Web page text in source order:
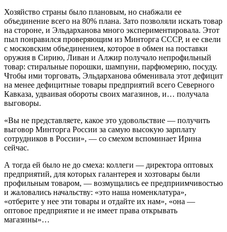
Хозяйство страны было плановым, но снабжали ее
объединение всего на 80% плана. Зато позволяли искать товар
на стороне, и Эльдарханова много экспериментировала. Этот
пыл понравился проверяющим из Минторга СССР, и ее свели
с московским объединением, которое в обмен на поставки
оружия в Сирию, Ливан и Алжир получало непрофильный
товар: стиральные порошки, шампуни, парфюмерию, посуду.
Чтобы ими торговать, Эльдарханова обменивала этот дефицит
на менее дефицитные товары предприятий всего Северного
Кавказа, удваивая обороты своих магазинов, и… получала
выговоры.
«Вы не представляете, какое это удовольствие — получить
выговор Минторга России за самую высокую зарплату
сотрудников в России», — со смехом вспоминает Ирина
сейчас.
А тогда ей было не до смеха: коллеги — директора оптовых
предприятий, для которых галантерея и хозтовары были
профильным товаром, — возмущались ее предприимчивостью
и жаловались начальству: «это наша номенклатура»,
«отберите у нее эти товары и отдайте их нам», «она —
оптовое предприятие и не имеет права открывать
магазины»…